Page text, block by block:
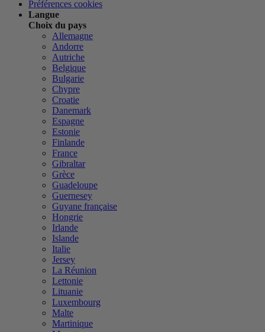
Préférences cookies
Langue
Choix du pays
Allemagne
Andorre
Autriche
Belgique
Bulgarie
Chypre
Croatie
Danemark
Espagne
Estonie
Finlande
France
Gibraltar
Grèce
Guadeloupe
Guernesey
Guyane française
Hongrie
Irlande
Islande
Italie
Jersey
La Réunion
Lettonie
Lituanie
Luxembourg
Malte
Martinique